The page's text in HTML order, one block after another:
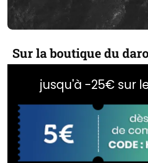
Sur la boutique du
jusqu'à -25€ sur